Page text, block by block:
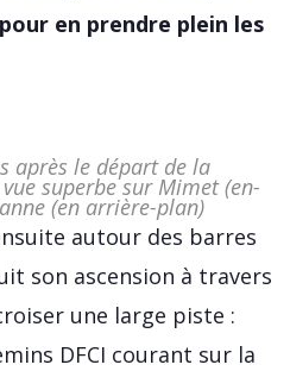
en prendre plein les
après le départ de la
superbe sur Mimet (en-
(en arrière-plan)
autour des barres
son ascension à travers
une large piste :
DFCI courant sur la